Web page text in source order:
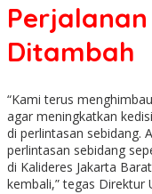
Ditambah
“Kami terus
agar meningkatkan
di perlintasan sebidang.
perlintasan sebidang
di Kalideres Jakarta
kembali,” tegas Direktur